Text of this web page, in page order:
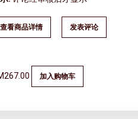
查看商品详情 发表评论
加入购物车